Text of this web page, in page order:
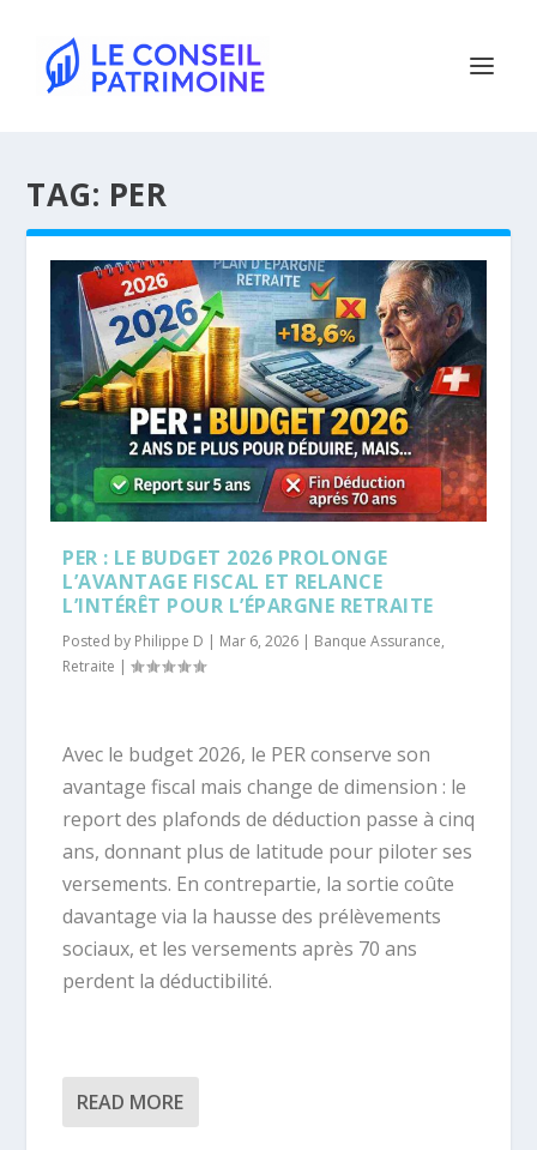
TAG: PER
PER : LE BUDGET 2026 PROLONGE
L’AVANTAGE FISCAL ET RELANCE
L’INTÉRÊT POUR L’ÉPARGNE RETRAITE
Posted by Philippe D | Mar 6, 2026 | Banque Assurance,
Retraite |
Avec le budget 2026, le PER conserve son
avantage fiscal mais change de dimension : le
report des plafonds de déduction passe à cinq
ans, donnant plus de latitude pour piloter ses
versements. En contrepartie, la sortie coûte
davantage via la hausse des prélèvements
sociaux, et les versements après 70 ans
perdent la déductibilité.
READ MORE